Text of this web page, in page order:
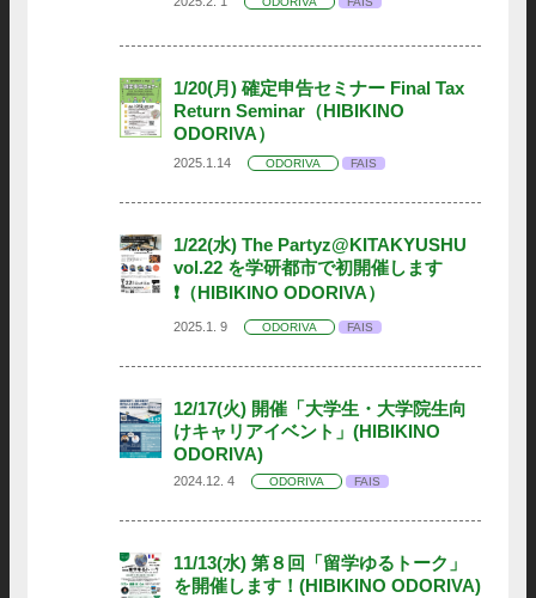
1/20(月) 確定申告セミナー Final Tax
Return Seminar（HIBIKINO
ODORIVA）
2025.1.14 ODORIVA FAIS
1/22(水) The Partyz@KITAKYUSHU
vol.22 を学研都市で初開催します
❗️（HIBIKINO ODORIVA）
2025.1. 9 ODORIVA FAIS
12/17(火) 開催「大学生・大学院生向
けキャリアイベント」(HIBIKINO
ODORIVA)
2024.12. 4 ODORIVA FAIS
11/13(水) 第８回「留学ゆるトーク」
を開催します！(HIBIKINO ODORIVA)